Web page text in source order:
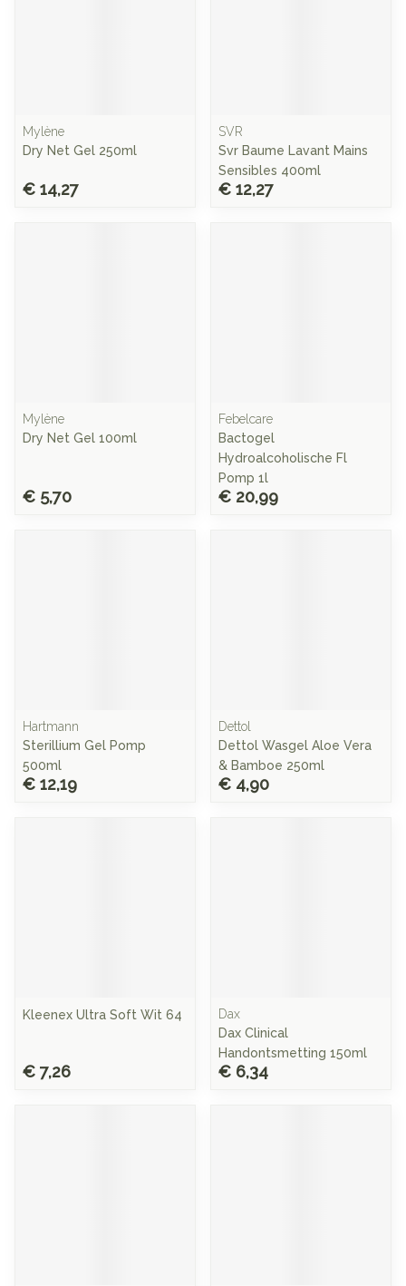
Mylène
Dry Net Gel 250ml
€ 14,27
SVR
Svr Baume Lavant Mains
Sensibles 400ml
€ 12,27
Mylène
Dry Net Gel 100ml
€ 5,70
Febelcare
Bactogel
Hydroalcoholische Fl
Pomp 1l
€ 20,99
Hartmann
Sterillium Gel Pomp
500ml
€ 12,19
Dettol
Dettol Wasgel Aloe Vera
& Bamboe 250ml
€ 4,90
Kleenex Ultra Soft Wit 64
€ 7,26
Dax
Dax Clinical
Handontsmetting 150ml
€ 6,34